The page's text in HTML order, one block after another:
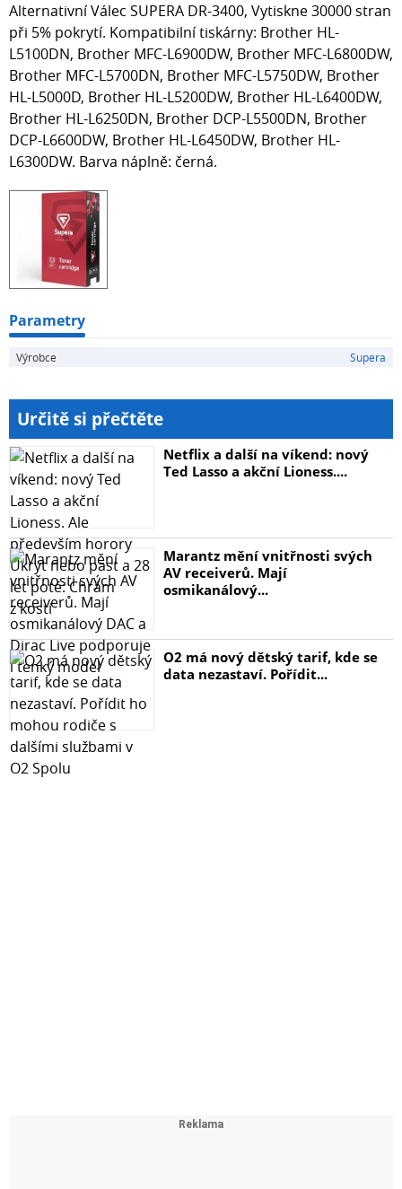
Alternativní Válec SUPERA DR-3400, Vytiskne 30000 stran
při 5% pokrytí. Kompatibilní tiskárny: Brother HL-
L5100DN, Brother MFC-L6900DW, Brother MFC-L6800DW,
Brother MFC-L5700DN, Brother MFC-L5750DW, Brother
HL-L5000D, Brother HL-L5200DW, Brother HL-L6400DW,
Brother HL-L6250DN, Brother DCP-L5500DN, Brother
DCP-L6600DW, Brother HL-L6450DW, Brother HL-
L6300DW. Barva náplně: černá.
Parametry
Výrobce Supera
Určitě si přečtěte
Netflix a další na víkend: nový
Ted Lasso a akční Lioness....
Marantz mění vnitřnosti svých
AV receiverů. Mají
osmikanálový...
O2 má nový dětský tarif, kde se
data nezastaví. Pořídit...